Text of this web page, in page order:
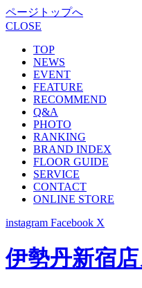
ページトップへ
CLOSE
TOP
NEWS
EVENT
FEATURE
RECOMMEND
Q&A
PHOTO
RANKING
BRAND INDEX
FLOOR GUIDE
SERVICE
CONTACT
ONLINE STORE
instagram Facebook X
伊勢丹新宿